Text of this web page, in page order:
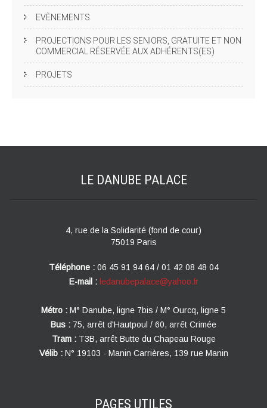
EVÈNEMENTS
PROJECTIONS POUR LES SENIORS, GRATUITE ET NON
COMMERCIAL RÉSERVÉE AUX ADHÉRENTS(ES)
PROJETS
LE DANUBE PALACE
4, rue de la Solidarité (fond de cour)
75019 Paris
Téléphone : 06 45 91 94 64 / 01 42 08 48 04
E-mail : ledanubepalace@yahoo.fr
Métro : M° Danube, ligne 7bis / M° Ourcq, ligne 5
Bus : 75, arrêt d'Hautpoul / 60, arrêt Crimée
Tram : T3B, arrêt Butte du Chapeau Rouge
Vélib : N° 19103 - Manin Carrières, 139 rue Manin
PAGES UTILES